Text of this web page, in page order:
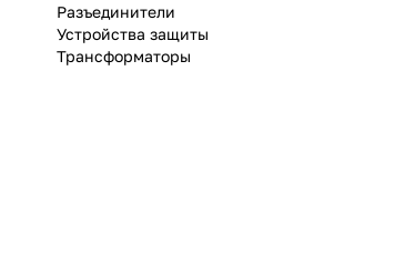
Разъединители
Устройства защиты
Трансформаторы